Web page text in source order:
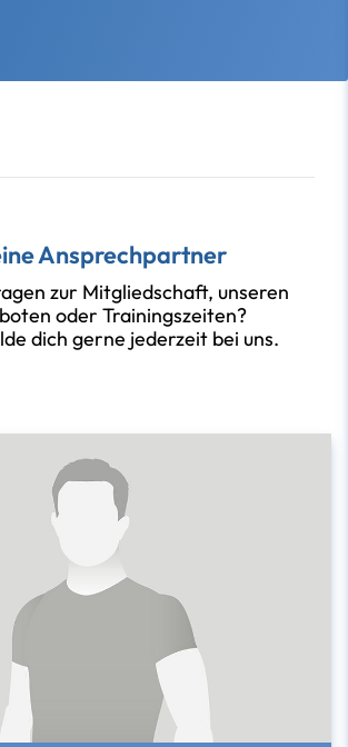
Ansprechpartner
zur Mitgliedschaft, unseren
oder Trainingszeiten?
dich gerne jederzeit bei uns.